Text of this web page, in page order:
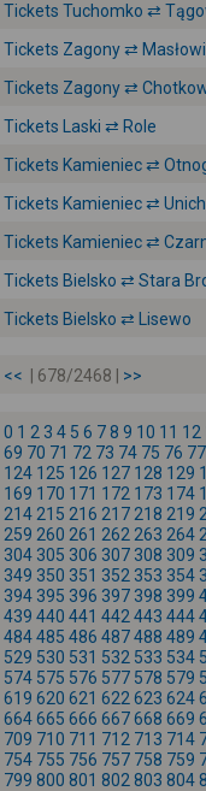
Tickets Tuchomko ⇄
Tickets Zagony ⇄
Tickets Zagony ⇄
Tickets Laski ⇄ Role
Tickets Kamieniec ⇄
Tickets Kamieniec ⇄
Tickets Kamieniec ⇄
Tickets Bielsko ⇄ Stara
Tickets Bielsko ⇄ Lisewo
<< | 678/2468 | >>
0 1 2 3 4 5 6 78 9 10 11 12
69 70 71 72 73 74 75 76 77
124 125 126 127 128 129
169 170 171 172 173 174
214 215 216 217 218 219
259 260 261 262 263 264
304 305 306 307 308 309
349 350 351 352 353 354
394 395 396 397 398 399
439 440 441 442 443 444
484485 486 487488 489
529 530 531 532 533 534
574 575 576 577 578 579
619 620 621 622 623 624
664665 666 667668 669
709 710 711 712 713 714
754 755 756 757 758 759
799 800 801 802 803 804